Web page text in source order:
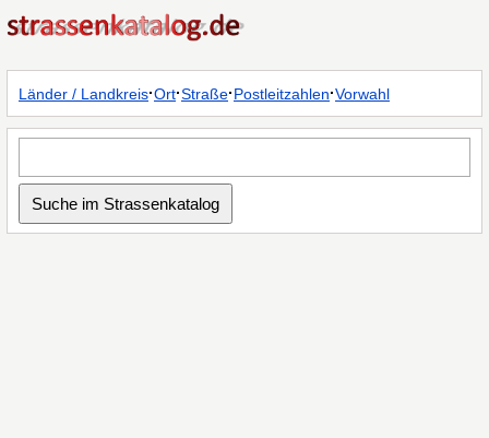
Länder / Landkreis·Ort·Straße·Postleitzahlen·Vorwahl